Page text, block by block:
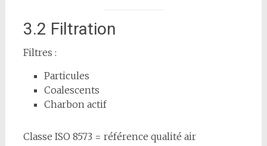
3.2 Filtration
Filtres :
Particules
Coalescents
Charbon actif
Classe ISO 8573 = référence qualité air